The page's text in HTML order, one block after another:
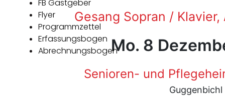
FB Gastgeber
Flyer
Programmzettel
Erfassungsbogen
Abrechnungsbogen
Gesang Sopran /
Mo. 8
Senioren- und